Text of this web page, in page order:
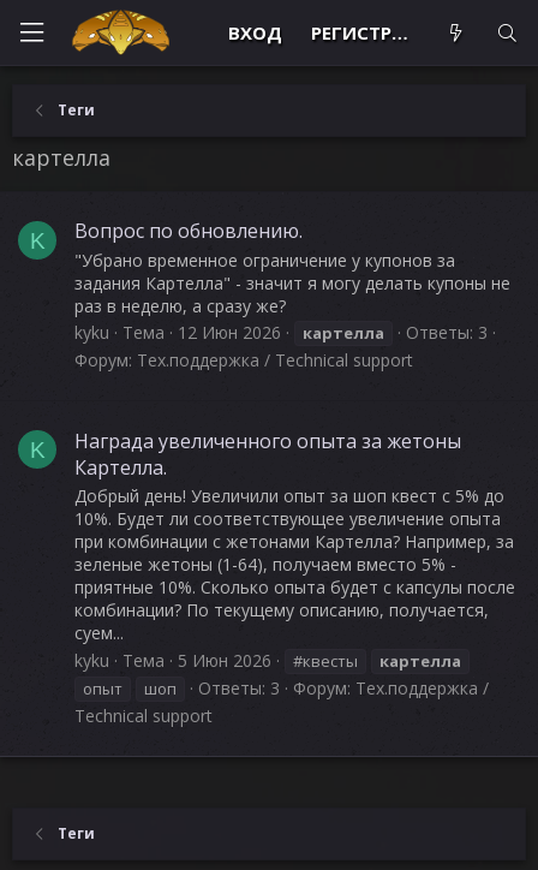
ВХОД РЕГИСТРАЦИЯ
Теги
картелла
K Вопрос по обновлению.
"Убрано временное ограничение у купонов за
задания Картелла" - значит я могу делать купоны не
раз в неделю, а сразу же?
kyku
Тема 12 Июн 2026 картелла
Ответы: 3
Форум: Тех.поддержка / Technical support
K
Награда увеличенного опыта за жетоны
Картелла.
Добрый день! Увеличили опыт за шоп квест с 5% до
10%. Будет ли соответствующее увеличение опыта
при комбинации с жетонами Картелла? Например, за
зеленые жетоны (1-64), получаем вместо 5% -
приятные 10%. Сколько опыта будет с капсулы после
комбинации? По текущему описанию, получается,
суем...
kyku
Тема 5 Июн 2026 #квесты
картелла
опыт
шоп Ответы: 3 Форум: Тех.поддержка /
Technical support
Теги